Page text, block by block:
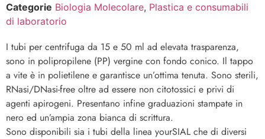
Categorie Biologia Molecolare, Plastica e consumabili
di laboratorio
I tubi per centrifuga da 15 e 50 ml ad elevata trasparenza,
sono in polipropilene (PP) vergine con fondo conico. Il tappo
a vite è in polietilene e garantisce un’ottima tenuta. Sono sterili,
RNasi/DNasi-free oltre ad essere non citotossici e privi di
agenti apirogeni. Presentano infine graduazioni stampate in
nero ed un’ampia zona bianca di scrittura.
Sono disponibili sia i tubi della linea yourSIAL che di diversi